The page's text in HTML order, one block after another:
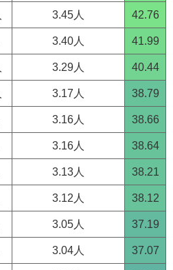
3.45人 42.76
3.40人 41.99
3.29人 40.44
3.17人 38.79
3.16人 38.66
3.16人 38.64
3.13人 38.21
3.12人 38.12
3.05人 37.19
3.04人 37.07